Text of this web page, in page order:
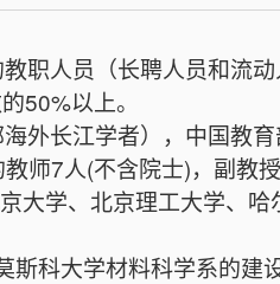
职人员（长聘人员和流
50%以上。
外长江学者），中国教
师7人(不含院士)，副教授
大学、北京理工大学、
斯科大学材料科学系的建